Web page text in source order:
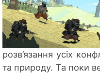
розв’язання усіх
та природу. Та поки